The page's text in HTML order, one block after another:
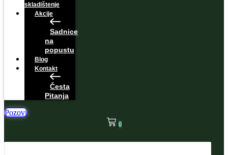
skladištenje
Akcije
Sadnice
na
popustu
Blog
Kontakt
Česta
Pitanja
Pozovi
0